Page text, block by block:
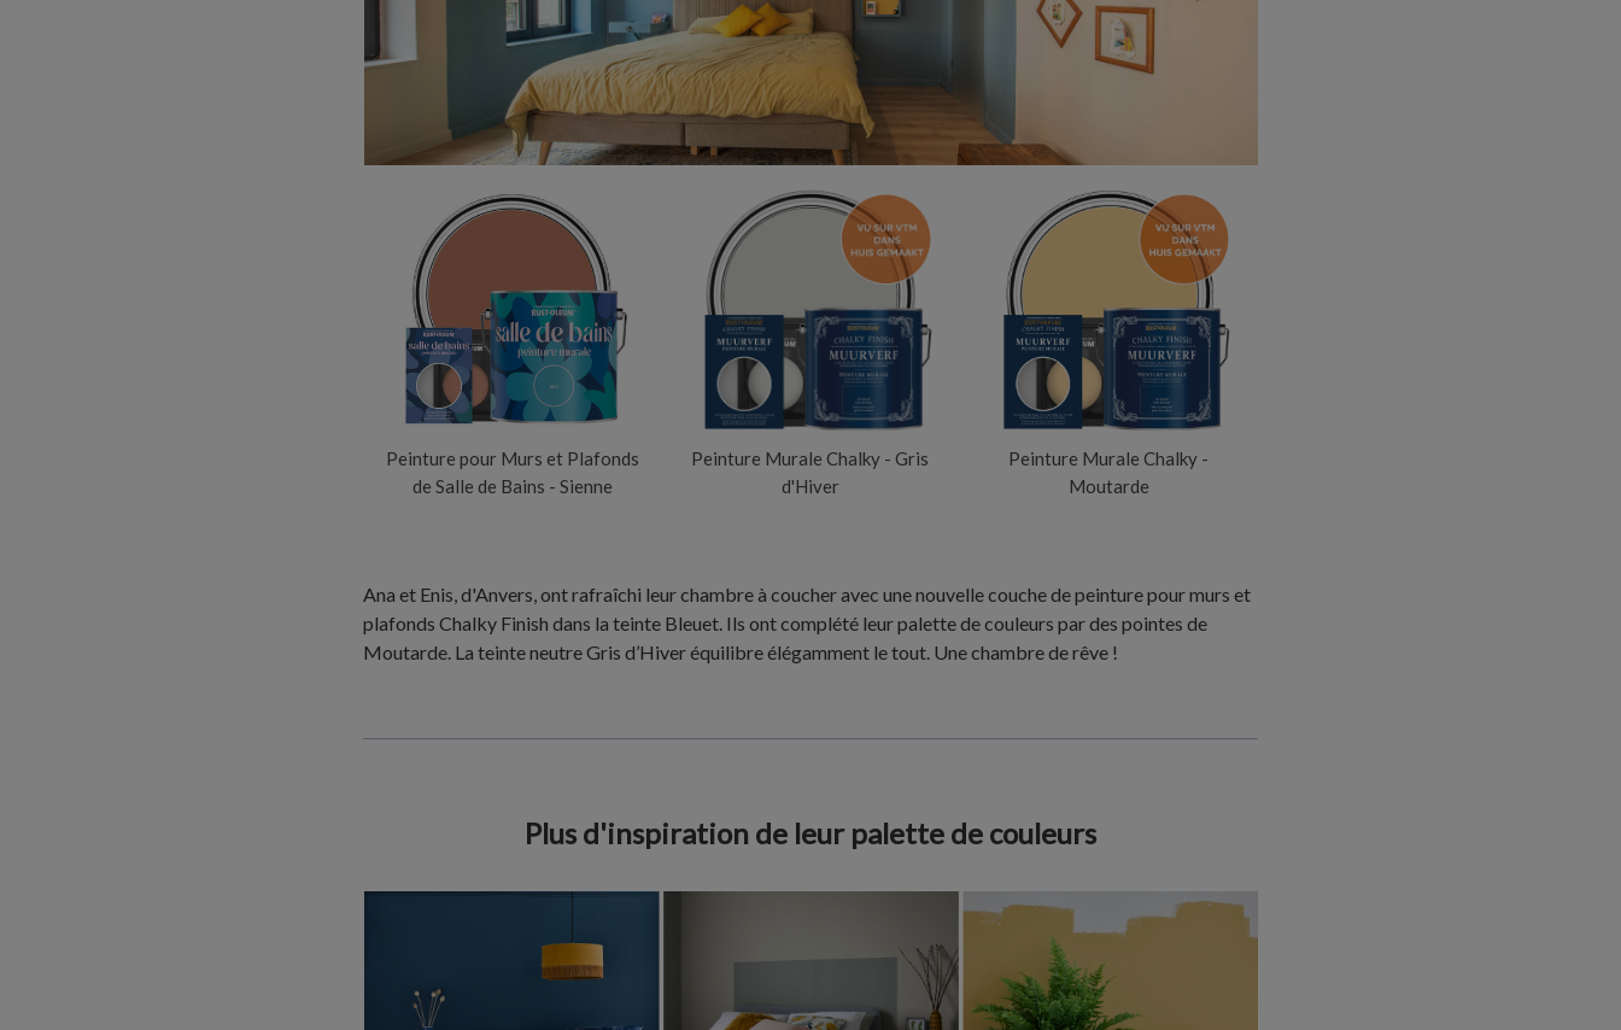
Peinture pour Murs et Plafonds
de Salle de Bains - Sienne
Peinture Murale Chalky - Gris
d'Hiver
Peinture Murale Chalky -
Moutarde
Ana et Enis, d'Anvers, ont rafraîchi leur chambre à coucher avec une nouvelle couche de peinture pour murs et
plafonds Chalky Finish dans la teinte Bleuet. Ils ont complété leur palette de couleurs par des pointes de
Moutarde. La teinte neutre Gris d’Hiver équilibre élégamment le tout. Une chambre de rêve !
Plus d'inspiration de leur palette de couleurs